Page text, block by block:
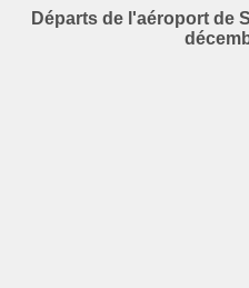
Départs de l'aéroport de